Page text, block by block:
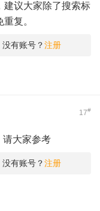
建议大家除了搜索标
复。
有账号？注册
17#
请大家参考
有账号？注册